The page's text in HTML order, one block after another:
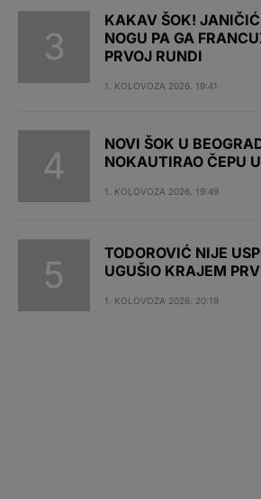
KAKAV ŠOK!
NOGU PA GA
PRVOJ RUNDI
1. KOLOVOZA 2026. 19:41
NOVI ŠOK U
NOKAUTIRAO ČEPU
1. KOLOVOZA 2026. 19:49
TODOROVIĆ NIJE
UGUŠIO KRAJEM
1. KOLOVOZA 2026. 20:19